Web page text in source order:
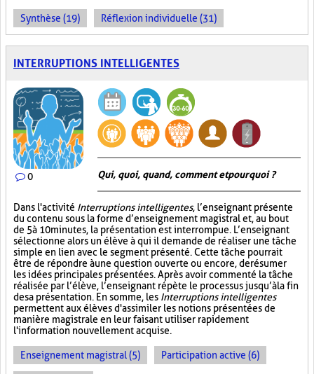
Synthèse (19) Réflexion individuelle (31)
INTERRUPTIONS INTELLIGENTES
0 Qui, quoi, quand, comment et pourquoi ?
Dans l'activité Interruptions intelligentes, l’enseignant présente
du contenu sous la forme d’enseignement magistral et, au bout
de 5 à 10 minutes, la présentation est interrompue. L’enseignant
sélectionne alors un élève à qui il demande de réaliser une tâche
simple en lien avec le segment présenté. Cette tâche pourrait
être de répondre à une question ouverte ou encore, de résumer
les idées principales présentées. Après avoir commenté la tâche
réalisée par l’élève, l’enseignant répète le processus jusqu’à la fin
de sa présentation. En somme, les Interruptions intelligentes
permettent aux élèves d'assimiler les notions présentées de
manière magistrale en leur faisant utiliser rapidement
l'information nouvellement acquise.
Enseignement magistral (5) Participation active (6)